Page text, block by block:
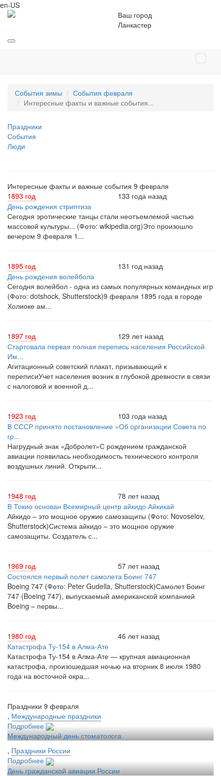
en-US
Ваш город
Ланкастер
События зимы
События февраля
Интересные факты и важные события...
Праздники
События
Люди
Интересные факты и важные события 9 февраля
1893 год
133 года назад
День рождения стриптиза
Сегодня эротические танцы стали неотъемлемой частью
массовой культуры... (Фото: wikipedia.org)Это произошло
вечером 9 февраля 1...
1895 год
131 год назад
День рождения волейбола
Сегодня волейбол - одна из самых популярных командных игр
(Фото: dotshock, Shutterstock)9 февраля 1895 года в городе
Холиоке ам...
1897 год
129 лет назад
Стартовала первая полная перепись населения Российской
Им...
Агитационный советский плакат, призывающий к
переписиУчет населения возник в глубокой древности в связи
с налоговой и военной д...
1923 год
103 года назад
В СССР принято постановление «Об организации Совета по
гр...
Нагрудный знак «Добролет»С рождением гражданской
авиации появилась необходимость технического контроля
воздушных линий. Открыти...
1948 год
78 лет назад
В Токио основан Всемирный центр айкидо Айкикай
Айкидо – это мощное оружие самозащиты (Фото: Novoselov,
Shutterstock)Система айкидо – это мощное оружие
самозащиты. Создатель с...
1969 год
57 лет назад
Состоялся первый полет самолета Боинг 747
Boeing 747 (Фото: Peter Gudella, Shutterstock)Самолет Боинг
747 (Boeing 747), выпускаемый американской компанией
Boeing – первы...
1980 год
46 лет назад
Катастрофа Ту-154 в Алма-Ате
Катастрофа Ту-154 в Алма-Ате — крупная авиационная
катастрофа, произошедшая ночью на вторник 8 июля 1980
года на восточной окра...
Праздники 9 февраля
, Международные праздники
Подробнее
Международный день стоматолога
, Праздники России
Подробнее
День гражданской авиации России